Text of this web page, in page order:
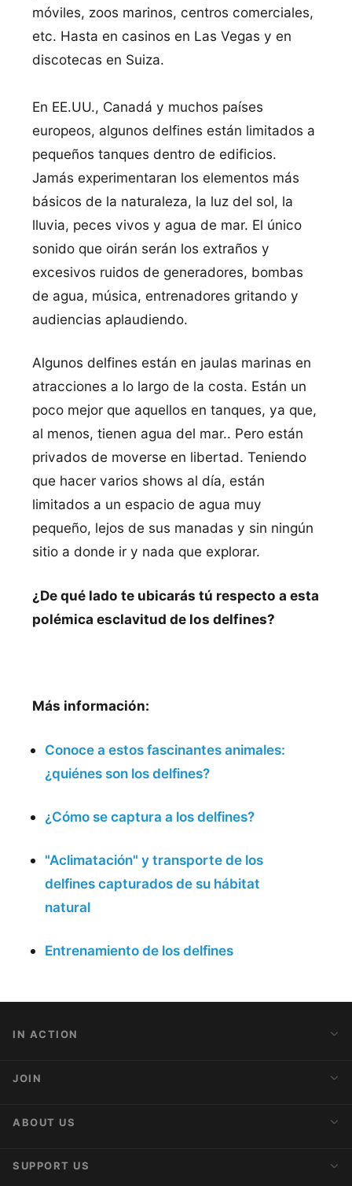
móviles, zoos marinos, centros comerciales,
etc. Hasta en casinos en Las Vegas y en
discotecas en Suiza.
En EE.UU., Canadá y muchos países
europeos, algunos delfines están limitados a
pequeños tanques dentro de edificios.
Jamás experimentaran los elementos más
básicos de la naturaleza, la luz del sol, la
lluvia, peces vivos y agua de mar. El único
sonido que oirán serán los extraños y
excesivos ruidos de generadores, bombas
de agua, música, entrenadores gritando y
audiencias aplaudiendo.
Algunos delfines están en jaulas marinas en
atracciones a lo largo de la costa. Están un
poco mejor que aquellos en tanques, ya que,
al menos, tienen agua del mar.. Pero están
privados de moverse en libertad. Teniendo
que hacer varios shows al día, están
limitados a un espacio de agua muy
pequeño, lejos de sus manadas y sin ningún
sitio a donde ir y nada que explorar.
¿De qué lado te ubicarás tú respecto a esta
polémica esclavitud de los delfines?
Más información:
Conoce a estos fascinantes animales:
¿quiénes son los delfines?
¿Cómo se captura a los delfines?
"Aclimatación" y transporte de los
delfines capturados de su hábitat
natural
Entrenamiento de los delfines
IN ACTION
JOIN
ABOUT US
About AnimaNaturalis
SUPPORT US